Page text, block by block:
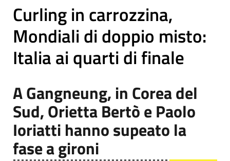
Curling in carrozzina,
Mondiali di doppio misto:
Italia ai quarti di finale
A Gangneung, in Corea del
Sud, Orietta Bertò e Paolo
Ioriatti hanno supeato la
fase a gironi